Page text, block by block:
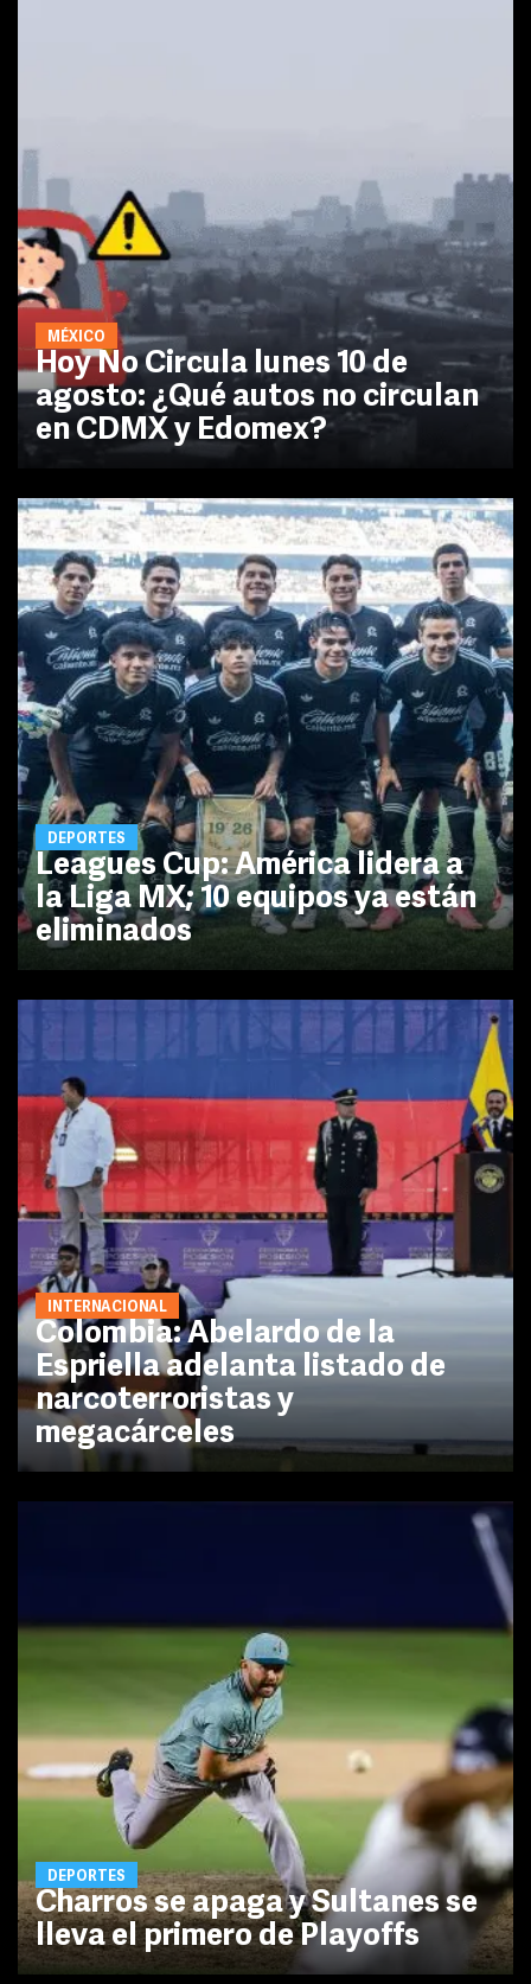
MÉXICO
Hoy No Circula lunes 10 de
agosto: ¿Qué autos no circulan
en CDMX y Edomex?
DEPORTES
Leagues Cup: América lidera a
la Liga MX; 10 equipos ya están
eliminados
INTERNACIONAL
Colombia: Abelardo de la
Espriella adelanta listado de
narcoterroristas y
megacárceles
DEPORTES
Charros se apaga y Sultanes se
lleva el primero de Playoffs